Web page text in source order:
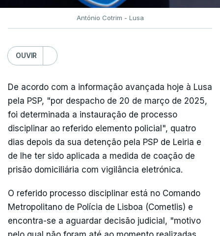
António Cotrim - Lusa
OUVIR
De acordo com a informação avançada hoje à Lusa
pela PSP, "por despacho de 20 de março de 2025,
foi determinada a instauração de processo
disciplinar ao referido elemento policial", quatro
dias depois da sua detenção pela PSP de Leiria e
de lhe ter sido aplicada a medida de coação de
prisão domiciliária com vigilância eletrónica.
O referido processo disciplinar está no Comando
Metropolitano de Polícia de Lisboa (Cometlis) e
encontra-se a aguardar decisão judicial, "motivo